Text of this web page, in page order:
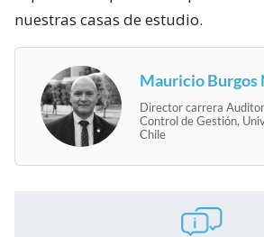
nuestras casas de estudio.
Mauricio Burgos
Director carrera
Control de Gestión,
Chile